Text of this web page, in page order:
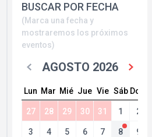
BUSCAR POR FECHA
(Marca una fecha y
mostraremos los próximos
eventos)
AGOSTO 2026
Lun Mar Mié Jue Vie Sáb Dom
27 28 29 30 31 1 2
3 4 5 6 7 8 9